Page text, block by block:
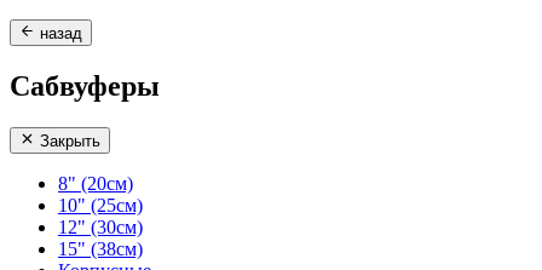
назад
Сабвуферы
Закрыть
8" (20см)
10" (25см)
12" (30см)
15" (38см)